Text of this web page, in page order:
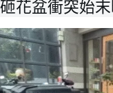
砸花盆衝突始